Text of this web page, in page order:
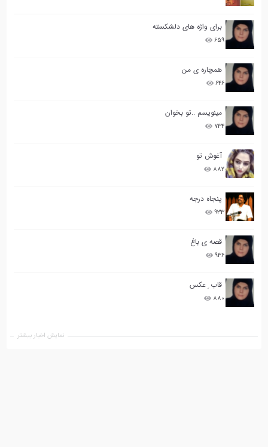
برای واژه های دلشکسته
۶۵۹
همچاره ی من
۶۴۶
مینویسم ..تو بخوان
۷۳۴
آغوش تو
۸۸۲
پنجاه درجه
۹۳۳
قصه ی باغ
۹۳۶
قاب ِ عکس
۸۸۰
نمایش اخبار بیشتر